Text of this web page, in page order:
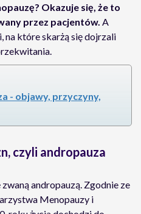
Okazuje się, że to
przez pacjentów. A
na które skarżą się dojrzali
- objawy, przyczyny,
czyli andropauza
andropauzą. Zgodnie ze
Menopauzy i